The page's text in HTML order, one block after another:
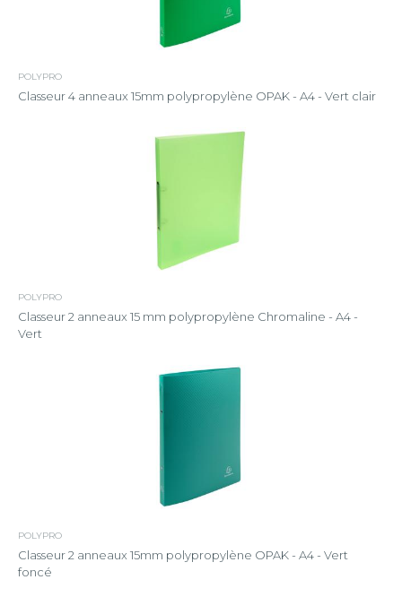
POLYPRO
Classeur 4 anneaux 15mm polypropylène OPAK - A4 - Vert clair
POLYPRO
Classeur 2 anneaux 15 mm polypropylène Chromaline - A4 -
Vert
POLYPRO
Classeur 2 anneaux 15mm polypropylène OPAK - A4 - Vert
foncé